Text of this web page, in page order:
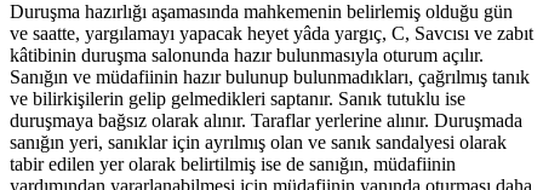
Duruşma hazırlığı aşamasında mahkemenin belirlemiş olduğu gün
ve saatte, yargılamayı yapacak heyet yâda yargıç, C, Savcısı ve zabıt
kâtibinin duruşma salonunda hazır bulunmasıyla oturum açılır.
Sanığın ve müdafiinin hazır bulunup bulunmadıkları, çağrılmış tanık
ve bilirkişilerin gelip gelmedikleri saptanır. Sanık tutuklu ise
duruşmaya bağsız olarak alınır. Taraflar yerlerine alınır. Duruşmada
sanığın yeri, sanıklar için ayrılmış olan ve sanık sandalyesi olarak
tabir edilen yer olarak belirtilmiş ise de sanığın, müdafiinin